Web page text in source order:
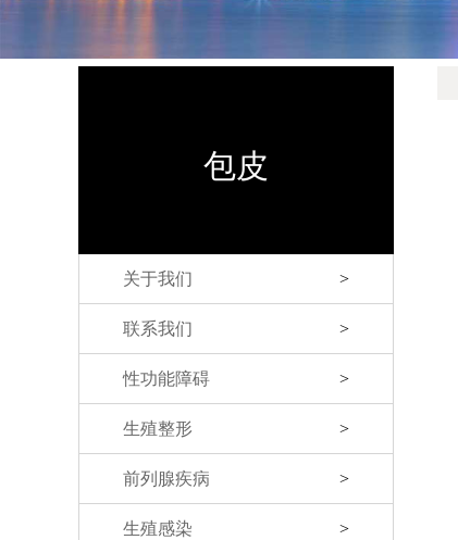
包皮
关于我们 >
联系我们 >
性功能障碍 >
生殖整形 >
前列腺疾病 >
生殖感染 >